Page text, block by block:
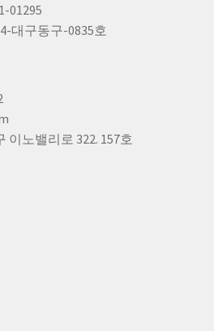
01295
대구동구-0835호
이노밸리로 322. 157호